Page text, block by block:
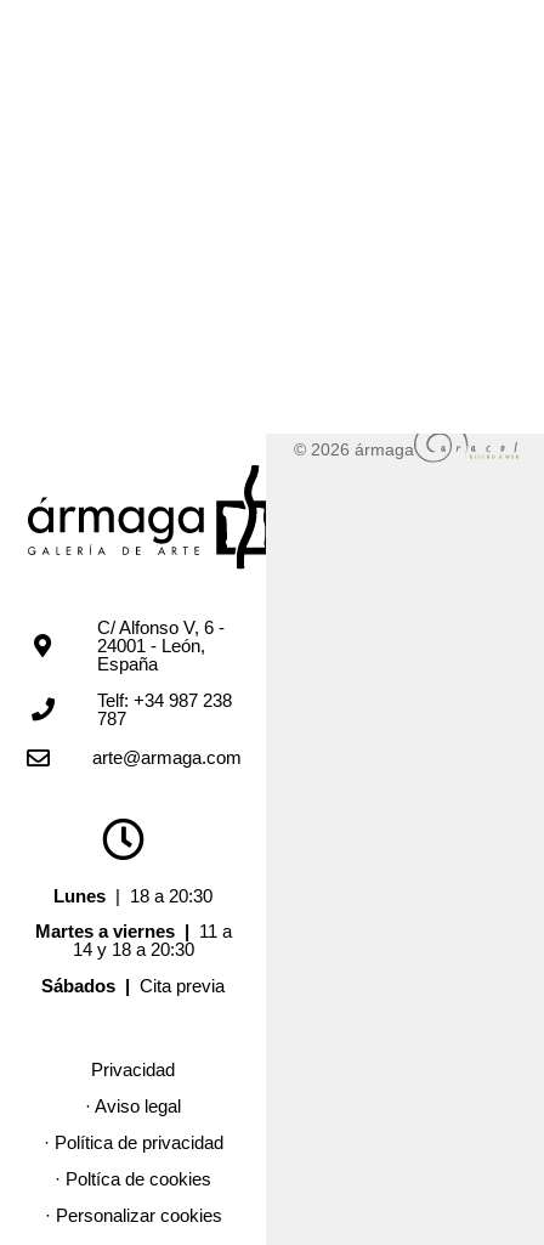
C/ Alfonso V, 6 -
24001 - León,
España
Telf: +34 987 238
787
arte@armaga.com
Lunes | 18 a 20:30
Martes a viernes | 11 a
14 y 18 a 20:30
Sábados |Cita previa
Privacidad
· Aviso legal
· Política de privacidad
· Poltíca de cookies
· Personalizar cookies
© 2026 ármaga